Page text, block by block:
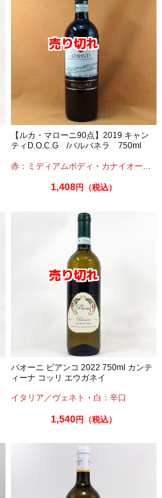
【ルカ・マローニ90点】2019 キャン
ティD.O.C.G /バルバネラ 750ml
赤：ミディアムボディ ・ カナイオーロ
1,408円（税込）
パオーニ ビアンコ 2022 750ml カンテ
ィーナ コッリ エウガネイ
イタリア／ヴェネト ・ 白：辛口
1,540円（税込）